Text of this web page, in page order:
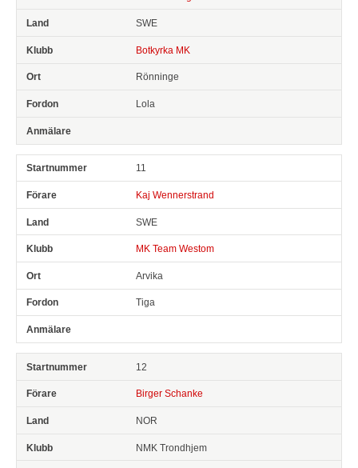
SWE
Botkyrka MK
Rönninge
Lola
11
Kaj Wennerstrand
SWE
MK Team Westom
Arvika
Tiga
12
Birger Schanke
NOR
NMK Trondhjem